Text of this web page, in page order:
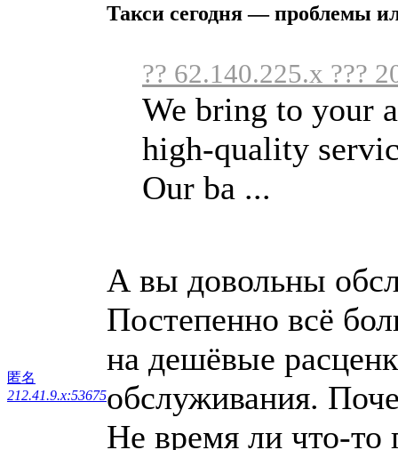
匿名
212.41.9.x:53675
Такси сегодня — проблемы
?? 62.140.225.x ???
We bring to your
high-quality
Our ba ...
А вы довольны
Постепенно всё
на дешёвые
обслуживания.
Не время ли что-